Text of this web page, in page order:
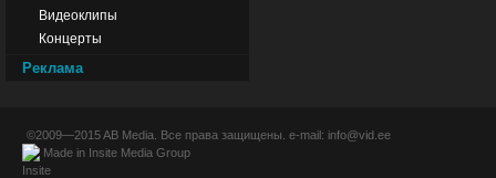
Видеоклипы
Концерты
Реклама
©2009—2015AB Media . Все права защищены. e-mail: info@vid.ee
Made in Insite Media Group